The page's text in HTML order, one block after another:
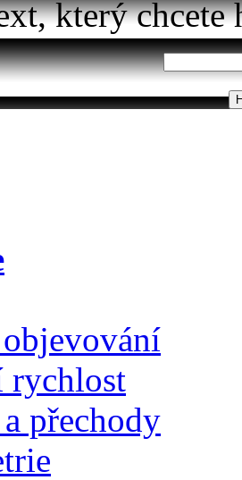
který chcete
rychlost
přechody